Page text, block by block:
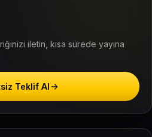
iletin, kısa sürede yayına
Teklif Al